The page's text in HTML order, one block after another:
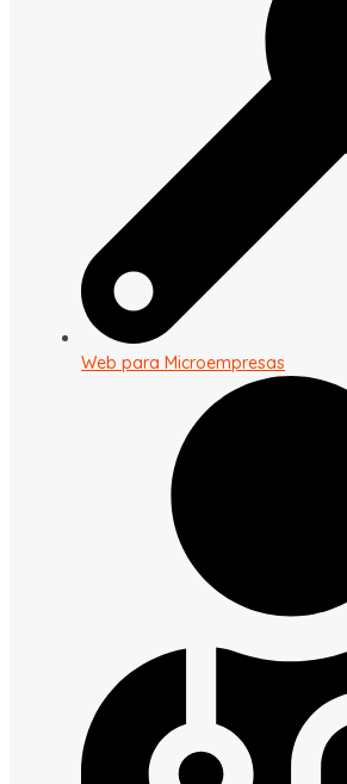
Web para Microempresas